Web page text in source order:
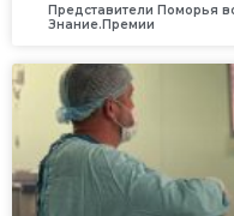
Представители Поморья
Знание.Премии